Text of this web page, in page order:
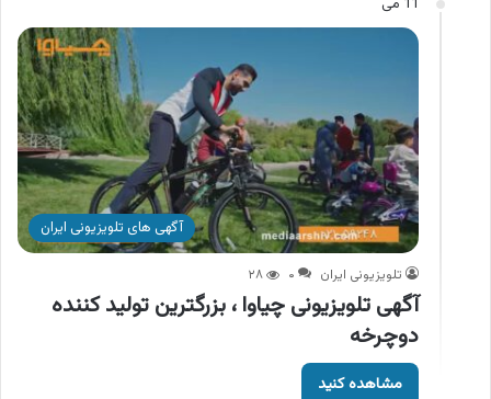
آگهی های تلویزیونی ایران
تلویزیونی ایران ۰ ۲۸
آگهی تلویزیونی چیاوا ، بزرگترین تولید کننده
دوچرخه
مشاهده کنید